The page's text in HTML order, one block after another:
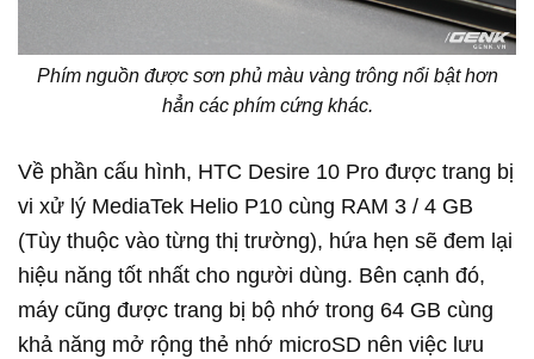
Phím nguồn được sơn phủ màu vàng trông nổi bật hơn
hẳn các phím cứng khác.
Về phần cấu hình, HTC Desire 10 Pro được trang bị
vi xử lý MediaTek Helio P10 cùng RAM 3 / 4 GB
(Tùy thuộc vào từng thị trường), hứa hẹn sẽ đem lại
hiệu năng tốt nhất cho người dùng. Bên cạnh đó,
máy cũng được trang bị bộ nhớ trong 64 GB cùng
khả năng mở rộng thẻ nhớ microSD nên việc lưu